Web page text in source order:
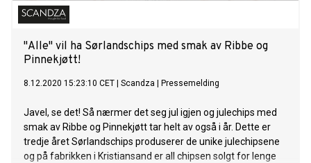
"Alle" vil ha Sørlandschips med smak av Ribbe og
Pinnekjøtt!
8.12.2020 15:23:10 CET Scandza Pressemelding
Javel, se det! Så nærmer det seg jul igjen og julechips med
smak av Ribbe og Pinnekjøtt tar helt av også i år. Dette er
tredje året Sørlandschips produserer de unike julechipsene
og på fabrikken i Kristiansand er all chipsen solgt for lenge